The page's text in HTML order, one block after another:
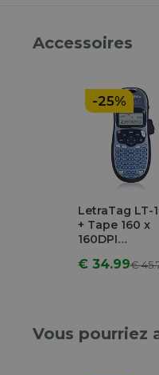
Accessoires
-25%
LetraTag LT-
+ Tape 160 x
160DPI
Imprimante
Étiquettes
€ 34.99€
Vous pourriez